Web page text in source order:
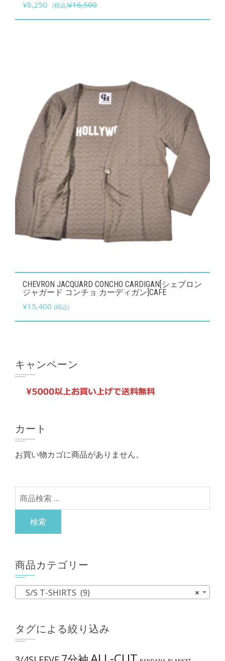
択
で
き
ま
シ
ョ
ン
が
り
ョ
商
品
か
ら
き
す
¥16,500
元
の
し
た。
¥8,250 現
在
¥8,250
で
す。
(税込)
品
複
数
エ
シ
ン
が
り
す。
オ
プ
シ
ン
は
商
CHEVRON JACQUARD CONCHO CARDIGAN[シェブロン
ジャガード コンチョ カーディガン]CAFE
¥15,400 (税込)
キャンペーン
カート
お買い物カゴに商品がありません。
検
索
象:
検索
商品カテゴリー
×
S/S T-SHIRTS (9)
タグによる絞り込み